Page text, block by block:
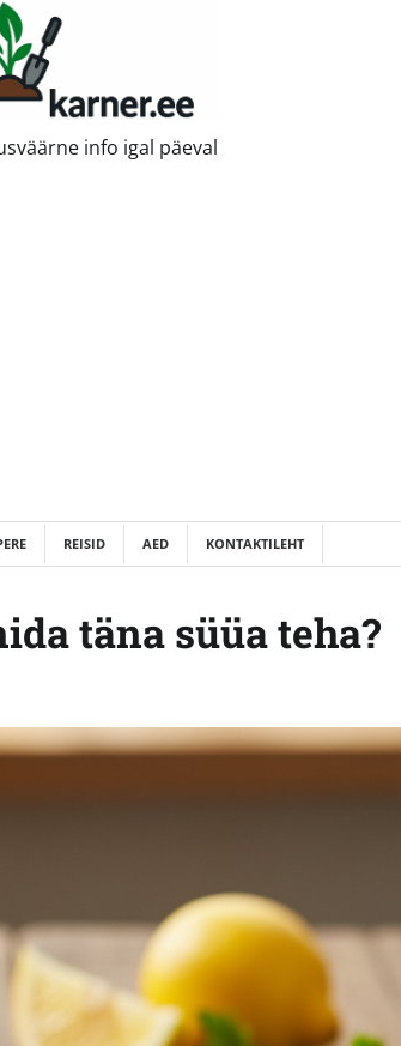
info igal päeval
REISID AED KONTAKTILEHT
täna süüa teha?